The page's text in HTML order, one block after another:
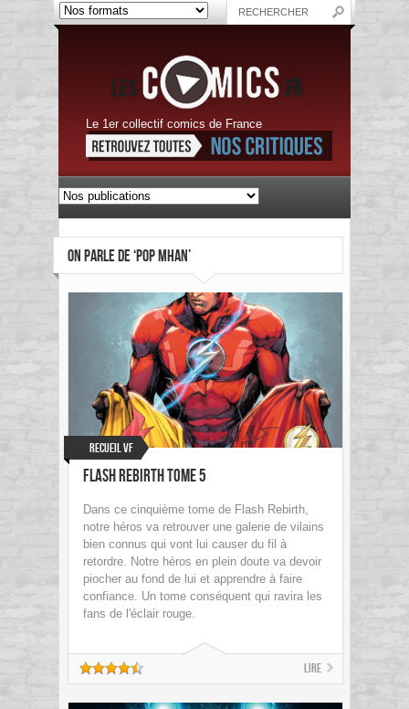
Le 1er collectif comics de France
ON PARLE DE ‘POP MHAN’
Recueil VF
Flash Rebirth Tome 5
Dans ce cinquième tome de Flash Rebirth,
notre héros va retrouver une galerie de vilains
bien connus qui vont lui causer du fil à
retordre. Notre héros en plein doute va devoir
piocher au fond de lui et apprendre à faire
confiance. Un tome conséquent qui ravira les
fans de l'éclair rouge.
Lire